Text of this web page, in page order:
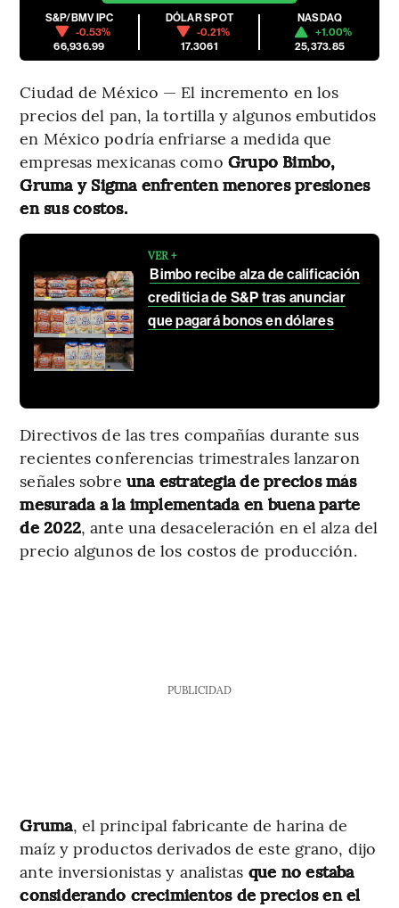
S&P/BMV IPC
-0.53%
66,936.99
DÓLAR SPOT
-0.21%
17.3061
NASDAQ
+1.00%
25,373.85
Ciudad de México — El incremento en los
precios del pan, la tortilla y algunos embutidos
en México podría enfriarse a medida que
empresas mexicanas como Grupo Bimbo,
Gruma y Sigma enfrenten menores presiones
en sus costos.
VER +
Bimbo recibe alza de calificación
crediticia de S&P tras anunciar
que pagará bonos en dólares
Directivos de las tres compañías durante sus
recientes conferencias trimestrales lanzaron
señales sobre una estrategia de precios más
mesurada a la implementada en buena parte
de 2022, ante una desaceleración en el alza del
precio algunos de los costos de producción.
PUBLICIDAD
Gruma, el principal fabricante de harina de
maíz y productos derivados de este grano, dijo
ante inversionistas y analistas que no estaba
considerando crecimientos de precios en el